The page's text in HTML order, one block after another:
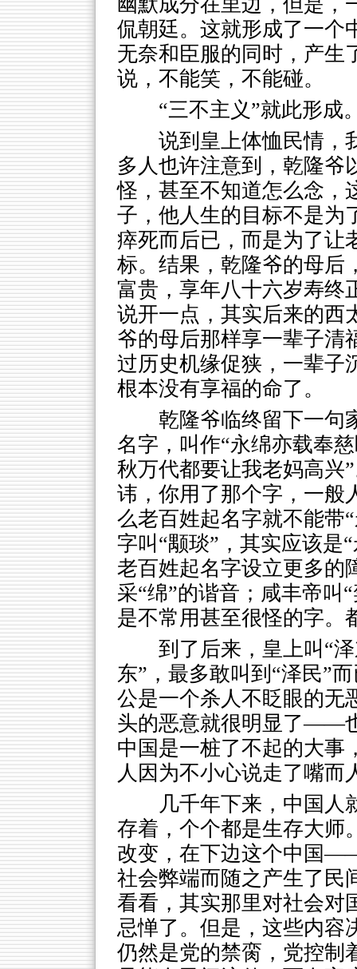
侃朝廷。这就形成了一个
无奈和臣服的同时，产
说，不能笑，不能碰。
“三不主义”就此形成
说到皇上体恤民情，
多人也许注意到，乾隆爷
怪，甚至不知道怎么念，
子，他人生的目标不是为
瘁死而后已，而是为了让
标。结果，乾隆爷的母后
富贵，享年八十六岁寿
说开一点，其实后来的西
爷的母后那样享一辈子清
过历史机缘促狭，一辈子
根本没有享福的命了。
乾隆爷临终留下一句
名字，叫作“永绵亦载奉
秋万代都要让我老妈高兴
讳，你用了那个字，一般
么老百姓起名字就不能带
字叫“颙琰”，其实应该是
老百姓起名字设立更多的
采“绵”的谐音；咸丰帝叫
是不常用甚至很怪的字。
到了后来，皇上叫“
东”，最多敢叫到“泽民”
公是一个杀人不眨眼的无
头的恶意就很明显了——
中国是一桩了不起的大事
人因为不小心说走了嘴而
几千年下来，中国人
存着，个个都是生存大师
改变，在下边这个中国
社会弊端而随之产生了民
看看，其实那里对社会对
忌惮了。但是，这些内容
仍然是党的禁脔，党控制